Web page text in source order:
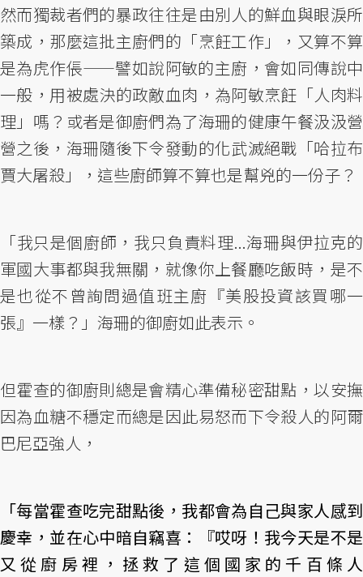
然而獨裁者們的暴政往往是由別人的鮮血與眼淚所
築成，那麼這批主廚們的「烹飪工作」，又算不算
是為虎作倀——譬如說阿敏的主廚，會如同傳說中
一般，用被處決的政敵血肉，為阿敏烹飪「人肉料
理」嗎？或者是御廚們為了海珊的健康午餐汲汲營
營之後，海珊隨後下令發動的化武滅絕戰「哈拉布
賈大屠殺」，這些廚師算不算也是幫兇的一份子？
「我只是個廚師，我只負責料理...海珊與伊拉克的
軍國大事都與我無關，就像你上餐廳吃飯時，是不
是也從不曾詢問過值班主廚『美股投資該買哪一
張』一樣？」海珊的御廚如此表示。
但霍查的御廚則總是會精心準備秘密甜點，以安撫
因為血糖不穩定而總是因此易怒而下令殺人的阿爾
巴尼亞強人，
「每當霍查吃完甜點後，我都會為自己與家人感到
慶幸，並在心中暗自竊喜：『哎呀！我今天是不是
又從廚房裡，拯救了這個國家的千百條人